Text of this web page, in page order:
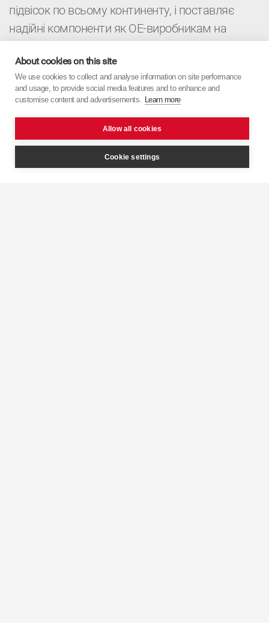
підвісок по всьому континенту, і поставляє
надійні компоненти як ОЕ-виробникам на
автомайстерням для післпродажного
обслуговування автомобілей. Це поєднання
японської точності з європейським підходом.
About cookies on this site
We use cookies to collect and analyse information on site performance
and usage, to provide social media features and to enhance and
customise content and advertisements. Learn more
Allow all cookies
Cookie settings